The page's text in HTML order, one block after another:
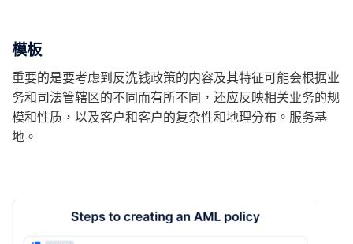
模板
重要的是要考虑到反洗钱政策的内容及其特征可能会根据业
务和司法管辖区的不同而有所不同，还应反映相关业务的规
模和性质，以及客户和客户的复杂性和地理分布。服务基
地。